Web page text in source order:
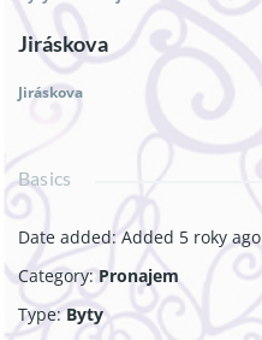
Jiráskova
Jiráskova
Basics
Date added: Added 5 roky ago
Category: Pronajem
Type: Byty